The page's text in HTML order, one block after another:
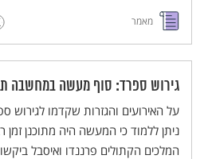
בניסן. הויכוח משקף הבדלי גישות
ביחס למורדי הגטאות ולקורבנות השואה
מאמר
גירוש ספרד: סוף מעשה במחשבה
על האירועים והגזרות שקדמו לגירוש
ניתן ללמוד כי המעשה היה מתוכנן
המלכים הקתולים פרננדו ואיסבל